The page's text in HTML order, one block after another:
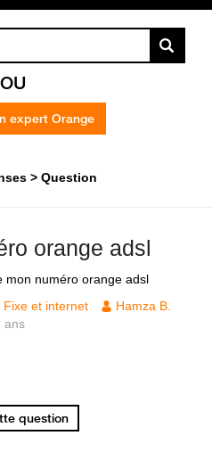
OU
expert Orange
Question
orange adsl
mon numéro orange adsl
Fixe et internet
Hamza B.
ans
question